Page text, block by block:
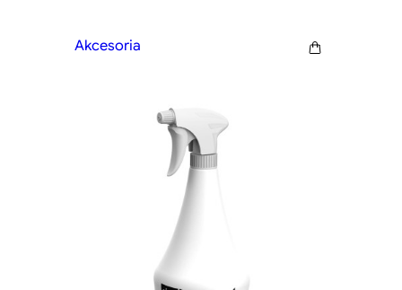
Akcesoria